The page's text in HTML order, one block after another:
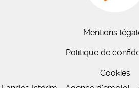
Mentions
Politique de
Cookies